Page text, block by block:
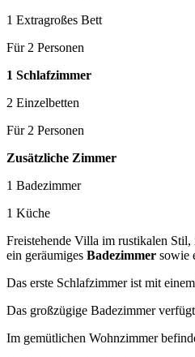
1 Extragroßes Bett
Für 2 Personen
1 Schlafzimmer
2 Einzelbetten
Für 2 Personen
Zusätzliche Zimmer
1 Badezimmer
1 Küche
Freistehende Villa im rustikalen
ein geräumiges Badezimmer sowie
Das erste Schlafzimmer ist mit einem
Das großzügige Badezimmer
Im gemütlichen Wohnzimmer